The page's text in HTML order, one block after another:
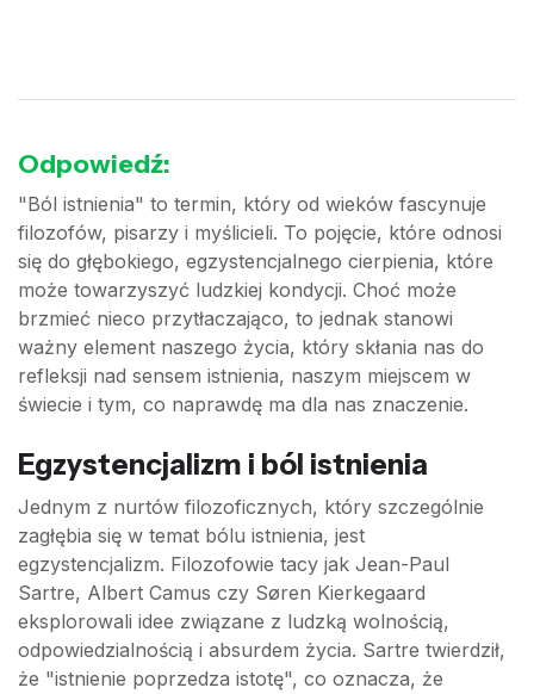
Odpowiedź:
"Ból istnienia" to termin, który od wieków fascynuje
filozofów, pisarzy i myślicieli. To pojęcie, które odnosi
się do głębokiego, egzystencjalnego cierpienia, które
może towarzyszyć ludzkiej kondycji. Choć może
brzmieć nieco przytłaczająco, to jednak stanowi
ważny element naszego życia, który skłania nas do
refleksji nad sensem istnienia, naszym miejscem w
świecie i tym, co naprawdę ma dla nas znaczenie.
Egzystencjalizm i ból istnienia
Jednym z nurtów filozoficznych, który szczególnie
zagłębia się w temat bólu istnienia, jest
egzystencjalizm. Filozofowie tacy jak Jean-Paul
Sartre, Albert Camus czy Søren Kierkegaard
eksplorowali idee związane z ludzką wolnością,
odpowiedzialnością i absurdem życia. Sartre twierdził,
że "istnienie poprzedza istotę", co oznacza, że